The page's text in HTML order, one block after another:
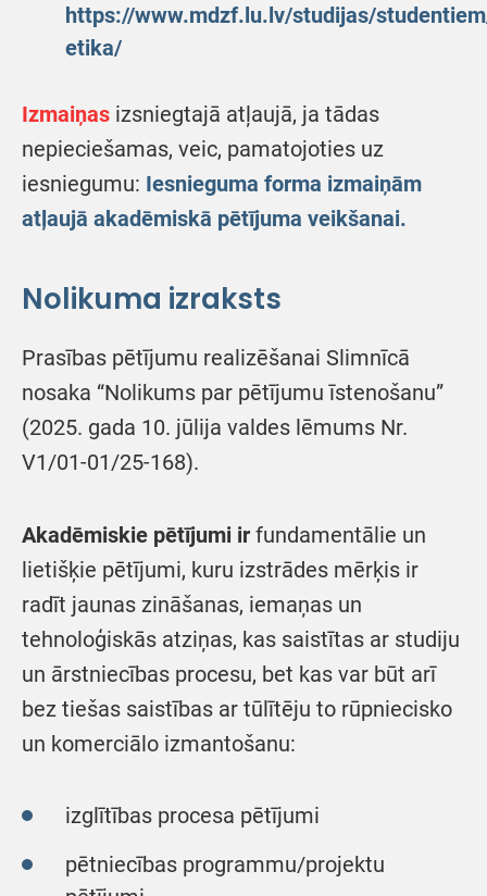
https://www.mdzf.lu.lv/studijas/
etika/
Izmaiņas izsniegtajā atļaujā, ja tādas
nepieciešamas, veic, pamatojoties uz
iesniegumu: Iesnieguma forma izmaiņām
atļaujā akadēmiskā pētījuma veikšanai.
Nolikuma izraksts
Prasības pētījumu realizēšanai Slimnīcā
nosaka “Nolikums par pētījumu īstenošanu”
(2025. gada 10. jūlija valdes lēmums Nr.
V1/01-01/25-168).
Akadēmiskie pētījumi ir fundamentālie un
lietišķie pētījumi, kuru izstrādes mērķis ir
radīt jaunas zināšanas, iemaņas un
tehnoloģiskās atziņas, kas saistītas ar studiju
un ārstniecības procesu, bet kas var būt arī
bez tiešas saistības ar tūlītēju to rūpniecisko
un komerciālo izmantošanu:
izglītības procesa pētījumi
pētniecības programmu/projektu